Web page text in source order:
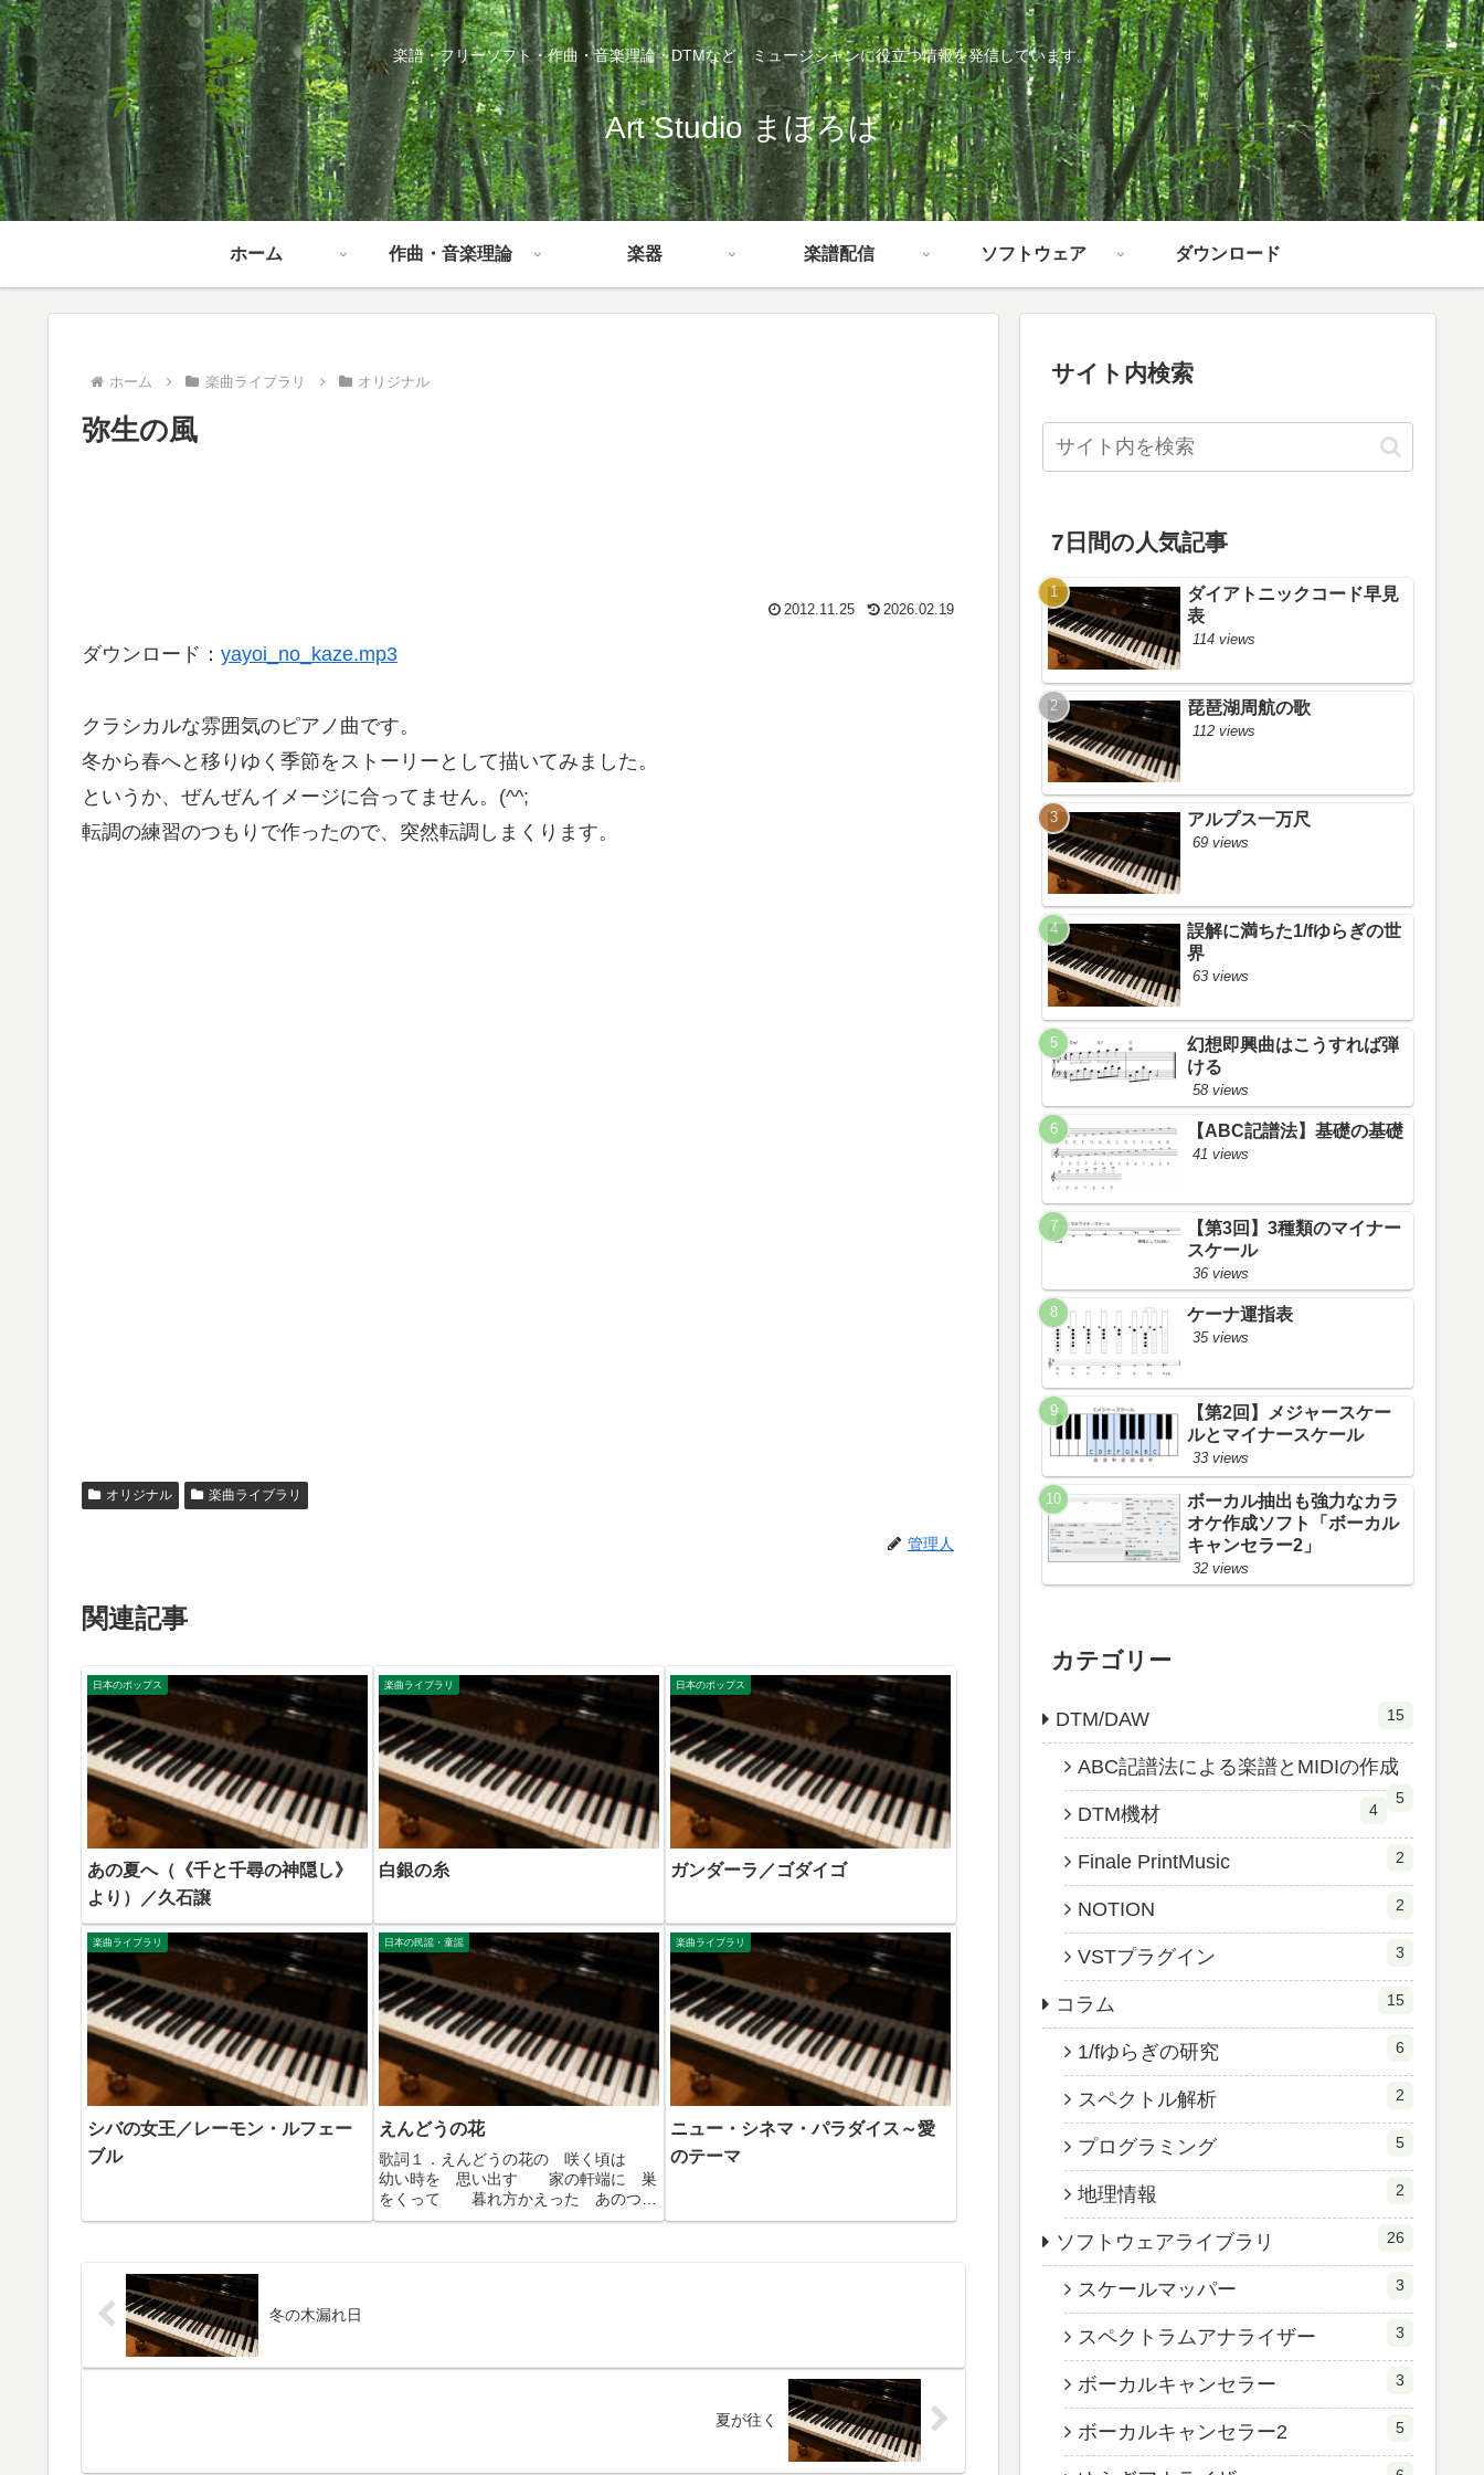
楽譜・フリーソフト・作曲・音楽理論・DTMなど、ミュージシャンに役立つ情報を発信しています。
Art Studio まほろば
ホーム 作曲・音楽理論 楽器 楽譜配信 ソフトウェア ダウンロード
ホーム 楽曲ライブラリ オリジナル
弥生の風
2012.11.25 2026.02.19
ダウンロード： yayoi_no_kaze.mp3
クラシカルな雰囲気のピアノ曲です。
冬から春へと移りゆく季節をストーリーとして描いてみました。
というか、ぜんぜんイメージに合ってません。(^^;
転調の練習のつもりで作ったので、突然転調しまくります。
オリジナル 楽曲ライブラリ
管理人
関連記事
日本のポップス
あの夏へ（《千と千尋の神隠し》
より）／久石譲
楽曲ライブラリ
白銀の糸
日本のポップス
ガンダーラ／ゴダイゴ
楽曲ライブラリ
シバの女王／レーモン・ルフェー
ブル
日本の民謡・童謡
えんどうの花
歌詞１．えんどうの花の 咲く頃は
幼い時を 思い出す 家の軒端に 巣
をくって 暮れ方かえった あのつば
め２．えんどうの花の 咲く頃は 冷
楽曲ライブラリ
ニュー・シネマ・パラダイス～愛
のテーマ
冬の木漏れ日
夏が往く
サイト内検索
7日間の人気記事
ダイアトニックコード早見
表
114 views
琵琶湖周航の歌
112 views
アルプス一万尺
69 views
誤解に満ちた1/fゆらぎの世
界
63 views
幻想即興曲はこうすれば弾
ける
58 views
【ABC記譜法】基礎の基礎
41 views
【第3回】3種類のマイナー
スケール
36 views
ケーナ運指表
35 views
【第2回】メジャースケー
ルとマイナースケール
33 views
ボーカル抽出も強力なカラ
オケ作成ソフト「ボーカル
キャンセラー2」
32 views
カテゴリー
DTM/DAW 15
ABC記譜法による楽譜とMIDIの作成
5
DTM機材 4
Finale PrintMusic 2
NOTION 2
VSTプラグイン 3
コラム 15
1/fゆらぎの研究 6
スペクトル解析 2
プログラミング 5
地理情報 2
ソフトウェアライブラリ 26
スケールマッパー 3
スペクトラムアナライザー 3
ボーカルキャンセラー 3
ボーカルキャンセラー2 5